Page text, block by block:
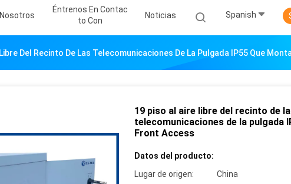
Éntrenos En Contac
To Con
Noticias Spanish
Del Recinto De Las Telecomunicaciones De La Pulgada IP55 Que
19 piso al aire libre del recinto de
telecomunicaciones de la pulgada
Front Access
Datos del producto:
Lugar de origen:
China